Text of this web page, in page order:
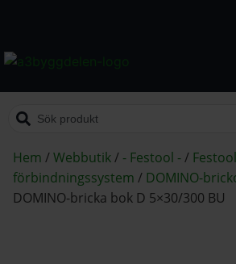
Hem /Webbutik/ - Festool -/
förbindningssystem / DOMINO-
DOMINO-bricka bok D 5×30/300 BU